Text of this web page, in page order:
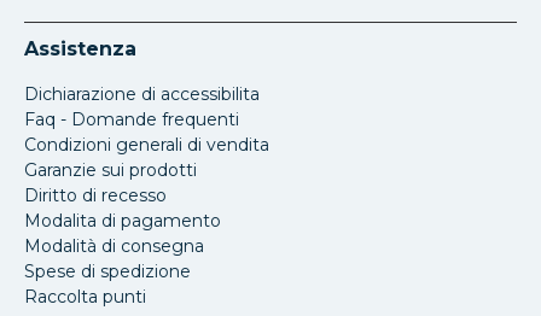
Assistenza
Dichiarazione di accessibilita
Faq - Domande frequenti
Condizioni generali di vendita
Garanzie sui prodotti
Diritto di recesso
Modalita di pagamento
Modalità di consegna
Spese di spedizione
Raccolta punti